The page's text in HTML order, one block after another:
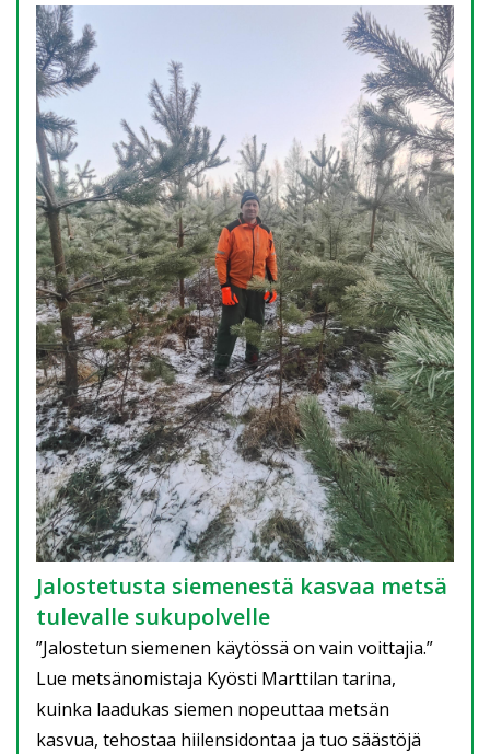
Jalostetusta siemenestä kasvaa metsä
tulevalle sukupolvelle
”Jalostetun siemenen käytössä on vain voittajia.”
Lue metsänomistaja Kyösti Marttilan tarina,
kuinka laadukas siemen nopeuttaa metsän
kasvua, tehostaa hiilensidontaa ja tuo säästöjä